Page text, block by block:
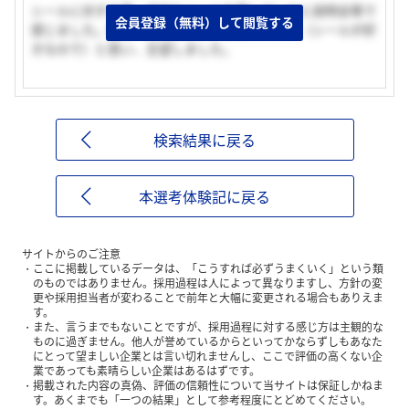
シールに対する愛。会社もシールを愛していると説明会等で
感じました。御社でなら楽しく、仕事ができる（シールが好
きなので）と思い、志望しました。
会員登録（無料）して閲覧する
検索結果に戻る
本選考体験記に戻る
サイトからのご注意
ここに掲載しているデータは、「こうすれば必ずうまくいく」という類
のものではありません。採用過程は人によって異なりますし、方針の変
更や採用担当者が変わることで前年と大幅に変更される場合もありえま
す。
また、言うまでもないことですが、採用過程に対する感じ方は主観的な
ものに過ぎません。他人が誉めているからといってかならずしもあなた
にとって望ましい企業とは言い切れませんし、ここで評価の高くない企
業であっても素晴らしい企業はあるはずです。
掲載された内容の真偽、評価の信頼性について当サイトは保証しかねま
す。あくまでも「一つの結果」として参考程度にとどめてください。